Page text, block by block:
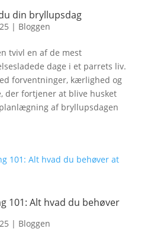
din bryllupsdag
| Bloggen
tvivl en af de mest
dage i et parrets liv.
forventninger, kærlighed og
der fortjener at blive husket
af bryllupsdagen
101: Alt hvad du behøver
| Bloggen